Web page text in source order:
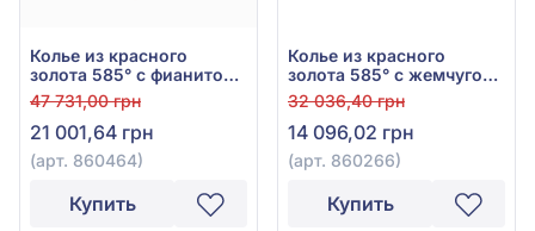
Колье из красного
золота 585° с фианитом,
арт. 860464
47 731,00 грн
21 001,64 грн
(арт. 860464)
Купить
Колье из красного
золота 585° с жемчугом,
арт. 860266
32 036,40 грн
14 096,02 грн
(арт. 860266)
Купить